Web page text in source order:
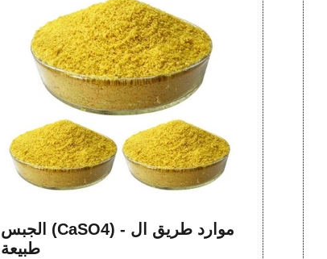
الجبس (CaSO4) - موارد طريق ال
طبيعة